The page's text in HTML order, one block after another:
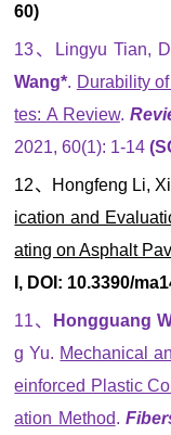
60)
13、Lingyu Tian,
Wang*. Durability
tes: A Review.
2021, 60(1): 1-14
12、Hongfeng Li,
ication and
ating on Asphalt
I, DOI: 10.3390/
11、 Hongguang
g Yu. Mechanical
einforced Plastic
ation Method.